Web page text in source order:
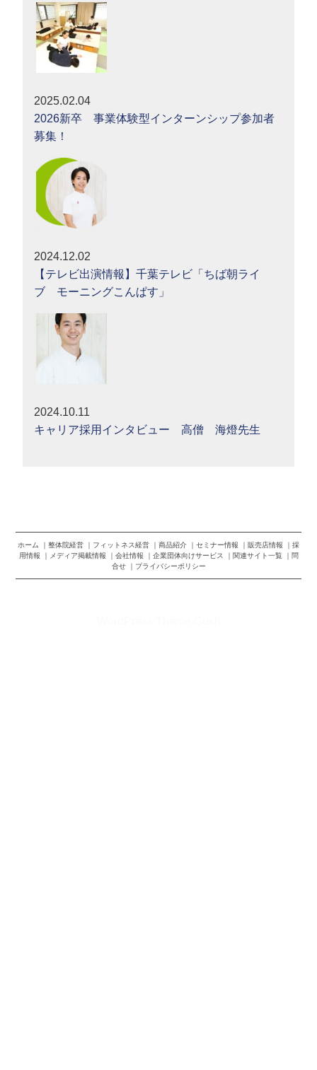
2025.02.04
2026新卒 事業体験型インターンシップ参加者
募集！
2024.12.02
【テレビ出演情報】千葉テレビ「ちば朝ライ
ブ モーニングこんぱす」
2024.10.11
キャリア採用インタビュー 高僧 海燈先生
ホーム 整体院経営 フィットネス経営 商品紹介 セミナー情報 販売店情報
採
用情報
メディア掲載情報 会社情報 企業団体向けサービス 関連サイト一覧
問
合せ
プライバシーポリシー